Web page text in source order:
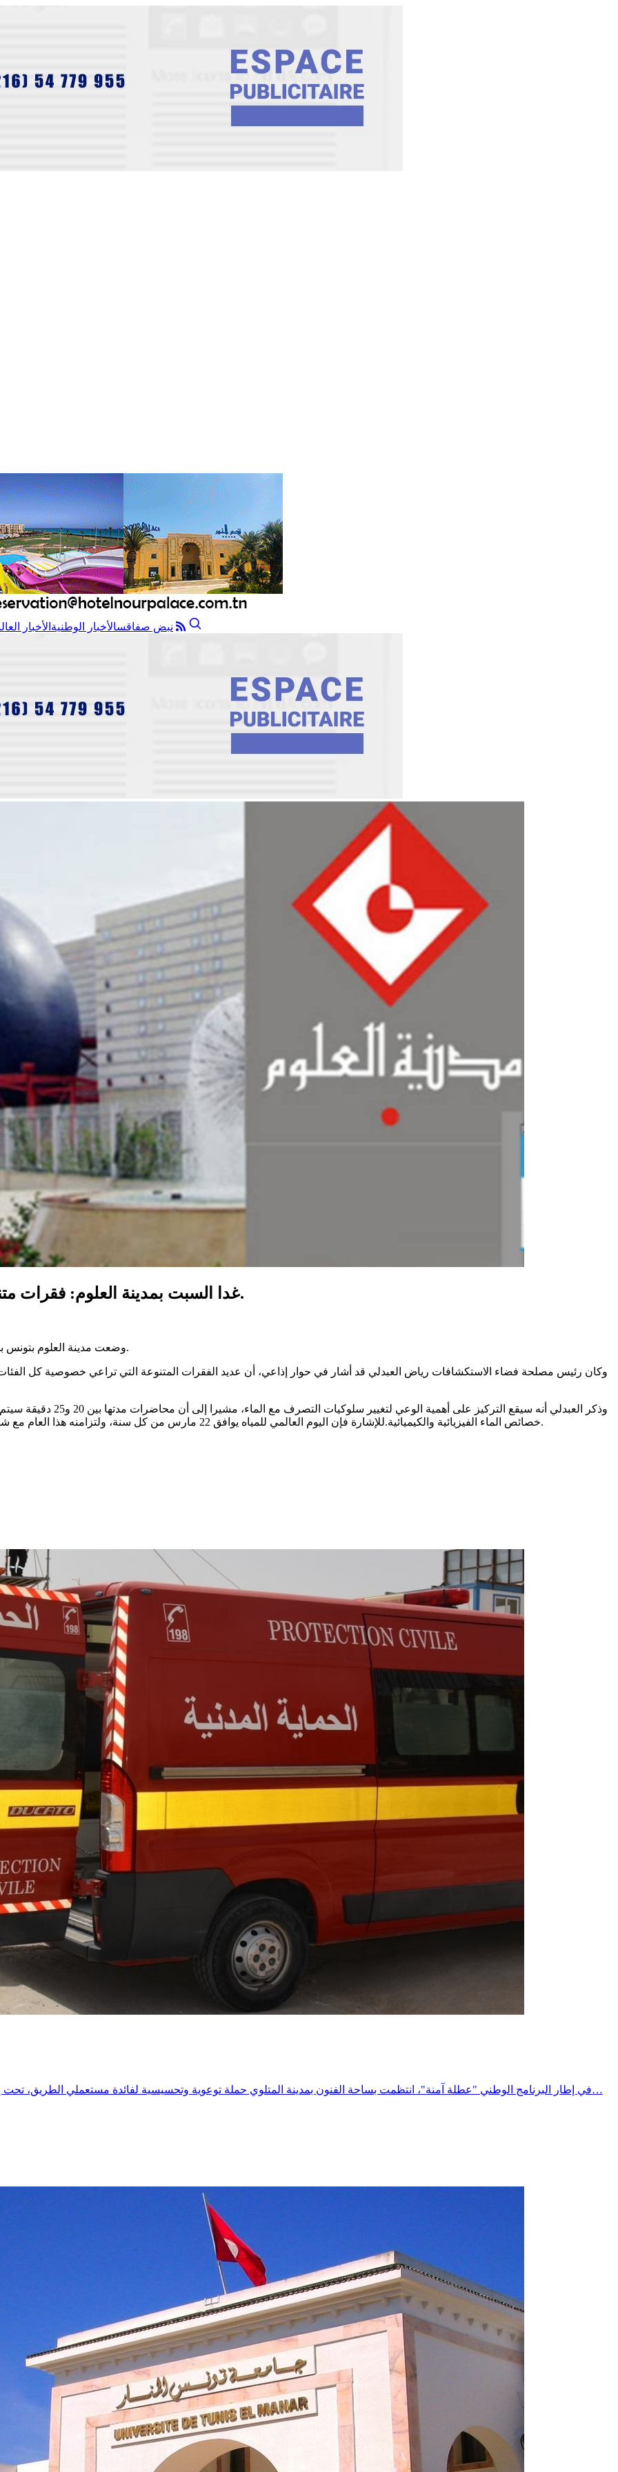
نبض صفاقسالأخبار الوطنية الأخبار
غدا السبت بمدينة العلوم: فقرات متنوعة وبرنامج ثري إحتفالا باليوم العالمي للمياه.
وضعت مدينة العلوم بتونس برنامجا ثريا ومتنوعا للاحتفال غدا السبت 5 أفريل باليوم العالمي للمياه.
وكان رئيس مصلحة فضاء الاستكشافات رياض العبدلي قد أشار في حوار إذاعي، أن عديد الفقرات المتنوعة التي تراعي خصوصية كل
وذكر العبدلي أنه سيقع
خصائص الماء الفيزيائية والكيميائية.للإشارة فإن اليوم العالمي للمياه يوافق 22 مارس من كل سنة، ولتزامنه هذا العام مع شهر رمضان ارتأت مدينة العلوم الاحتفال به يوم السبت 5 أفريل الجاري.
في إطار البرنامج الوطني "عطلة آمنة"، انتظمت بساحة الفنون بمدينة المتلوي حملة توعوية وتحسيسية لفائدة مستعملي الطريق، تحت إشراف السيد معتمد المتلوي، وبمشاركة مختلف الهياكل المتدخلة في…